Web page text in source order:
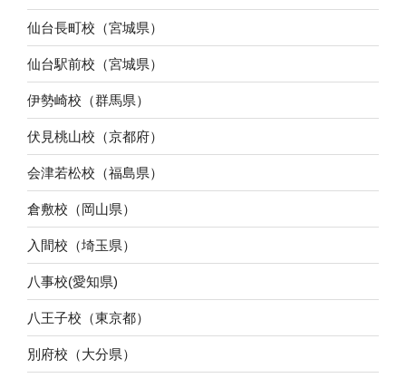
仙台長町校（宮城県）
仙台駅前校（宮城県）
伊勢崎校（群馬県）
伏見桃山校（京都府）
会津若松校（福島県）
倉敷校（岡山県）
入間校（埼玉県）
八事校(愛知県)
八王子校（東京都）
別府校（大分県）